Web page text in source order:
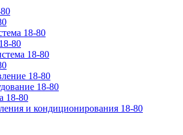
18-80
80
18-80
18-80
18-80
18-80
и кондиционирования 18-80